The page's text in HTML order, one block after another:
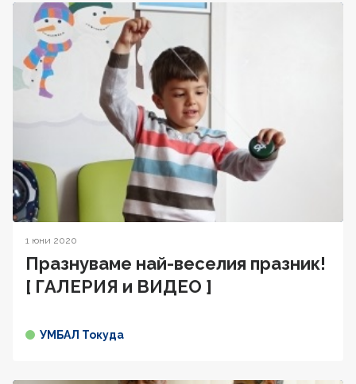
1 юни 2020
Празнуваме най-веселия празник!
[ ГАЛЕРИЯ и ВИДЕО ]
УМБАЛ Токуда